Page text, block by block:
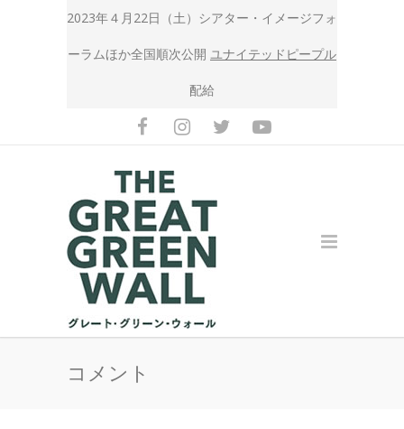
2023年４月22日（土）シアター・イメージフォ
ーラムほか全国順次公開 ユナイテッドピープル
配給
コメント